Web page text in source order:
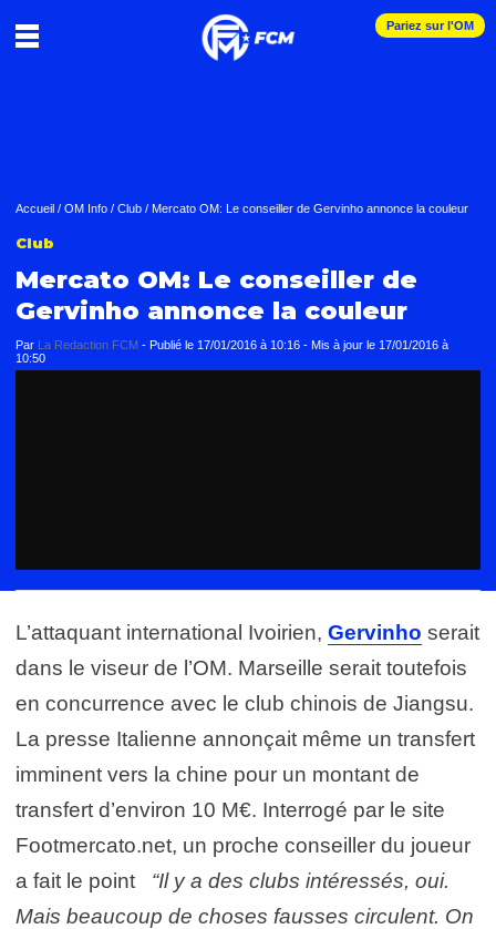
Pariez sur l'OM
Accueil / OM Info / Club / Mercato OM: Le conseiller de Gervinho annonce la couleur
Club
Mercato OM: Le conseiller de
Gervinho annonce la couleur
Par La Redaction FCM - Publié le 17/01/2016 à 10:16 - Mis à jour le 17/01/2016 à
10:50
L’attaquant international Ivoirien, Gervinho serait
dans le viseur de l’OM. Marseille serait toutefois
en concurrence avec le club chinois de Jiangsu.
La presse Italienne annonçait même un transfert
imminent vers la chine pour un montant de
transfert d’environ 10 M€. Interrogé par le site
Footmercato.net, un proche conseiller du joueur
a fait le point
“Il y a des clubs intéressés, oui.
Mais beaucoup de choses fausses circulent. On